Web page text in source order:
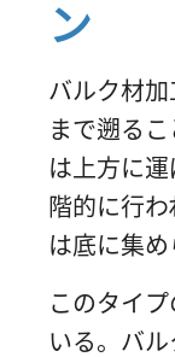
ン
バルク材
まで遡る
は上方に
階的に行
は底に集め
このタイ
いる。バ